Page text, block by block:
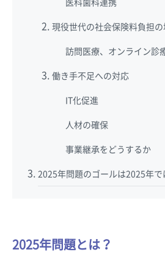
医科歯科連携
現役世代の社会保険料負担の
訪問医療、オンライン診
働き手不足への対応
IT化促進
人材の確保
事業継承をどうするか
2025年問題のゴールは2025年で
2025年問題とは？